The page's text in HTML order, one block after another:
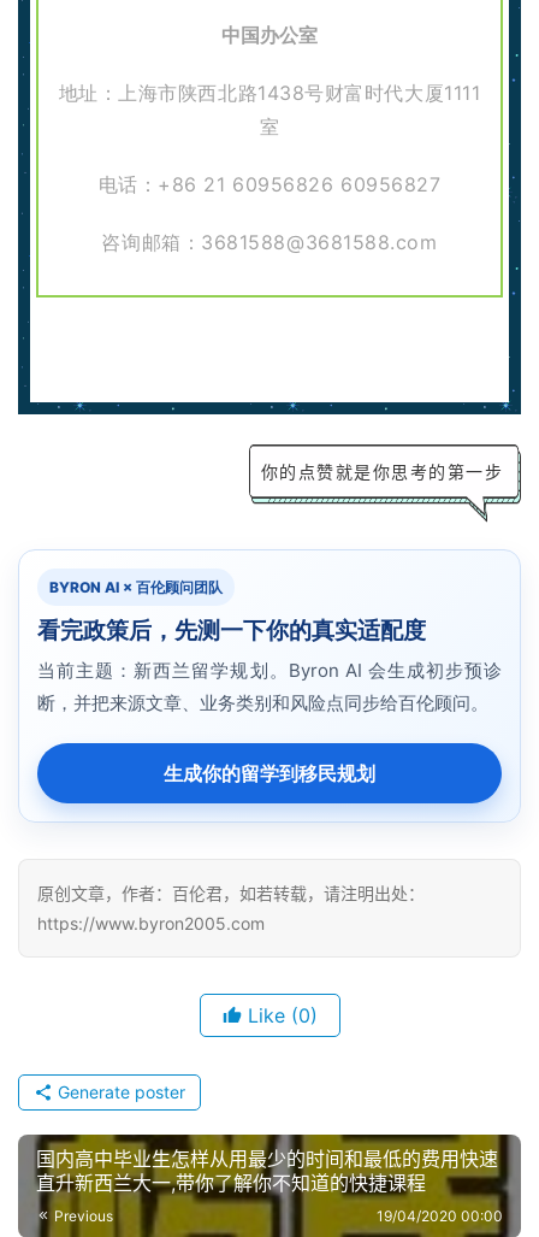
中国办公室
地址：上海市陕西北路1438号财富时代大厦1111
室
电话：+86 21 60956826 60956827
咨询邮箱：3681588@3681588.com
你的点赞就是你思考的第一步
BYRON AI × 百伦顾问团队
看完政策后，先测一下你的真实适配度
当前主题：新西兰留学规划。Byron AI 会生成初步预诊
断，并把来源文章、业务类别和风险点同步给百伦顾问。
生成你的留学到移民规划
原创文章，作者：百伦君，如若转载，请注明出处：
https://www.byron2005.com
Like (0)
Generate poster
国内高中毕业生怎样从用最少的时间和最低的费用快速
直升新西兰大一,带你了解你不知道的快捷课程
Previous 19/04/2020 00:00